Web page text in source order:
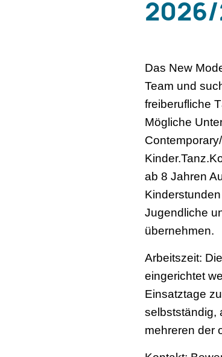
Das New
Team und
freiberufliche
Mögliche
ab 8 Jahren
Jugendliche
übernehmen.
Arbeitszeit:
eingerichtet
Einsatztage
selbstständig,
mehreren der